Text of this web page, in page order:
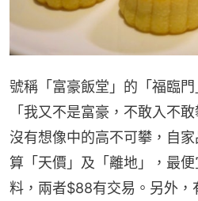
號稱「富豪飯堂」的「福臨門
「我又不是富豪，不敢入不
沒有想像中的高不可攀，自
算「天價」及「離地」，最
料，兩者$88有交易。另外，